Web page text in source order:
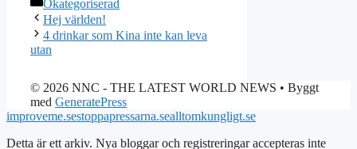
Okategoriserad
Hej världen!
4 drinkar som Kina inte kan leva
utan
© 2026 NNC - THE LATEST WORLD NEWS • Byggt
med GeneratePress
improveme.sestoppapressarna.sealltomkungligt.se
Detta är ett arkiv. Nya bloggar och registreringar accepteras inte